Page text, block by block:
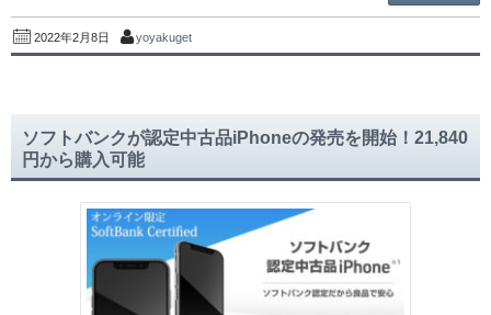
2022年2月8日 yoyakuget
ソフトバンクが認定中古品iPhoneの発売を開始！21,840
円から購入可能